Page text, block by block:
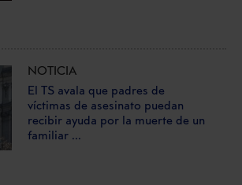
NOTICIA
El TS avala que padres de
víctimas de asesinato puedan
recibir ayuda por la muerte de un
familiar ...